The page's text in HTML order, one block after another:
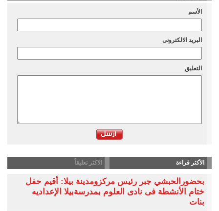
الأسم
البريد الالكترونى
التعليق
الأكثر قراءة الاكثر تعليقاً
بحضورالحبشي جبر رئيس مركزومدينة بيلا: أقيم حفل
ختام الأنشطة فى نادى العلوم بمدرسةبيلا الإعداديه
بنات